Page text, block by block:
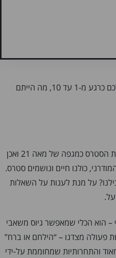
אם הייתי מבקשת מכם לדרג את רמת הסטרס שלכם כרגע מ-1 עד 10, מה הייתם
לפני מספר שנים ארגון הבריאות העולמי הגדיר את הסטרס כמגפה של מאה 21 ואכן
כולנו חיים ונושמים סטרס.
על מנת לענות על השאלות
– הוא הכלי שמאפשר גיוס משאבי
פעולה מצדנו – “הילחם או ברח”
והתחרותיות שמחוממת על-ידי